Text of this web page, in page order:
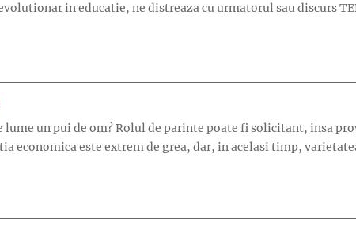
in educatie, ne distreaza cu urmatorul sau discurs
lume un pui de om? Rolul de parinte poate fi solicitant, insa
economica este extrem de grea, dar, in acelasi timp,